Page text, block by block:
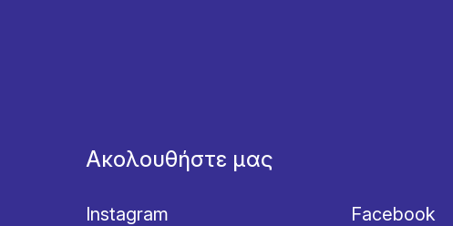
Ακολουθήστε μας
Instagram Facebook